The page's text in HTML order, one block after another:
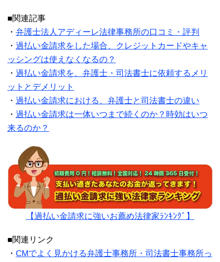
■関連記事
・ 弁護士法人アディーレ法律事務所の口コミ・評判
・ 過払い金請求をした場合、クレジットカードやキャ
ッシングは使えなくなるの？
・ 過払い金請求を、弁護士・司法書士に依頼するメリ
ットとデメリット
・ 過払い金請求における、弁護士と司法書士の違い
・ 過払い金請求は一体いつまで続くのか？時効はいつ
来るのか？
【過払い金請求に強いお薦め法律家ﾗﾝｷﾝｸﾞ】
■関連リンク
・ CMでよく見かける弁護士事務所・司法書士事務所っ